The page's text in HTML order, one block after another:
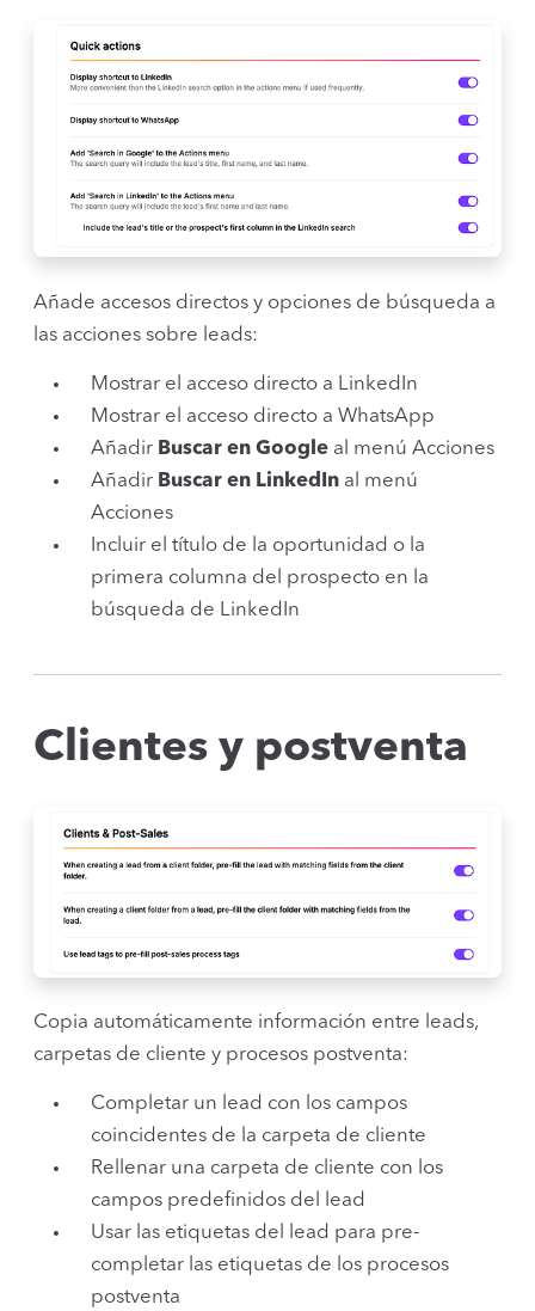
Añade accesos directos y opciones de búsqueda a
las acciones sobre leads:
Mostrar el acceso directo a LinkedIn
Mostrar el acceso directo a WhatsApp
Añadir Buscar en Google al menú Acciones
Añadir Buscar en LinkedIn al menú
Acciones
Incluir el título de la oportunidad o la
primera columna del prospecto en la
búsqueda de LinkedIn
Clientes y postventa
Copia automáticamente información entre leads,
carpetas de cliente y procesos postventa:
Completar un lead con los campos
coincidentes de la carpeta de cliente
Rellenar una carpeta de cliente con los
campos predefinidos del lead
Usar las etiquetas del lead para pre-
completar las etiquetas de los procesos
postventa